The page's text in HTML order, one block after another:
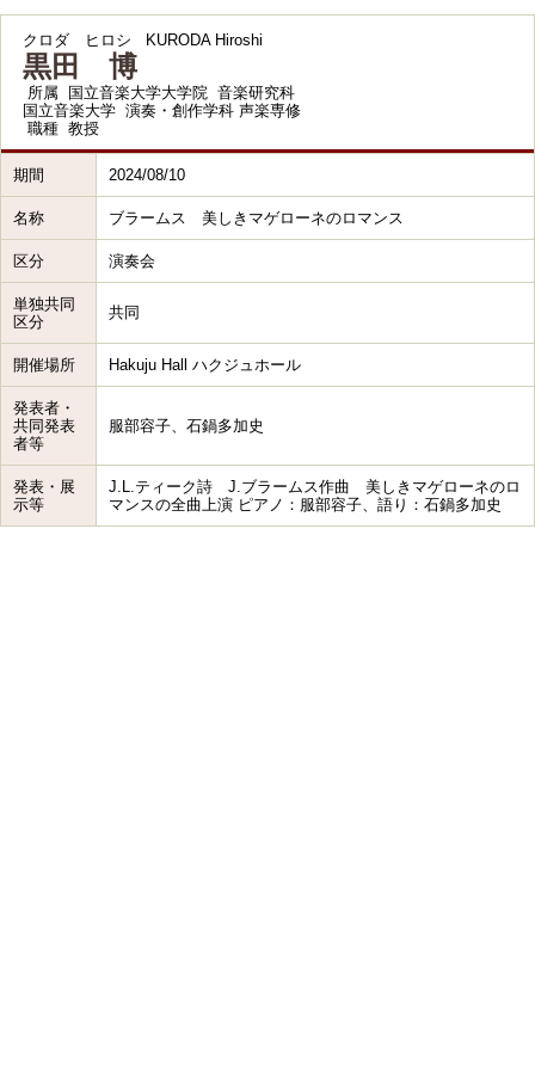
クロダ ヒロシ KURODA Hiroshi
黒田 博
所属
国立音楽大学大学院 音楽研究科
国立音楽大学 演奏・創作学科 声楽専修
職種 教授
期間 2024/08/10
名称 ブラームス 美しきマゲローネのロマンス
区分 演奏会
単独共同
区分
共同
開催場所 Hakuju Hall ハクジュホール
発表者・
共同発表
者等
服部容子、石鍋多加史
発表・展
示等
J.L.ティーク詩 J.ブラームス作曲 美しきマゲローネのロ
マンスの全曲上演 ピアノ：服部容子、語り：石鍋多加史